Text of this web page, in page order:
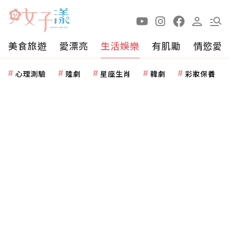
美食旅遊 愛漂亮 生活娛樂 有肌勵 情慾愛
心理測驗 陸劇 星座生肖 韓劇 彩妝保養